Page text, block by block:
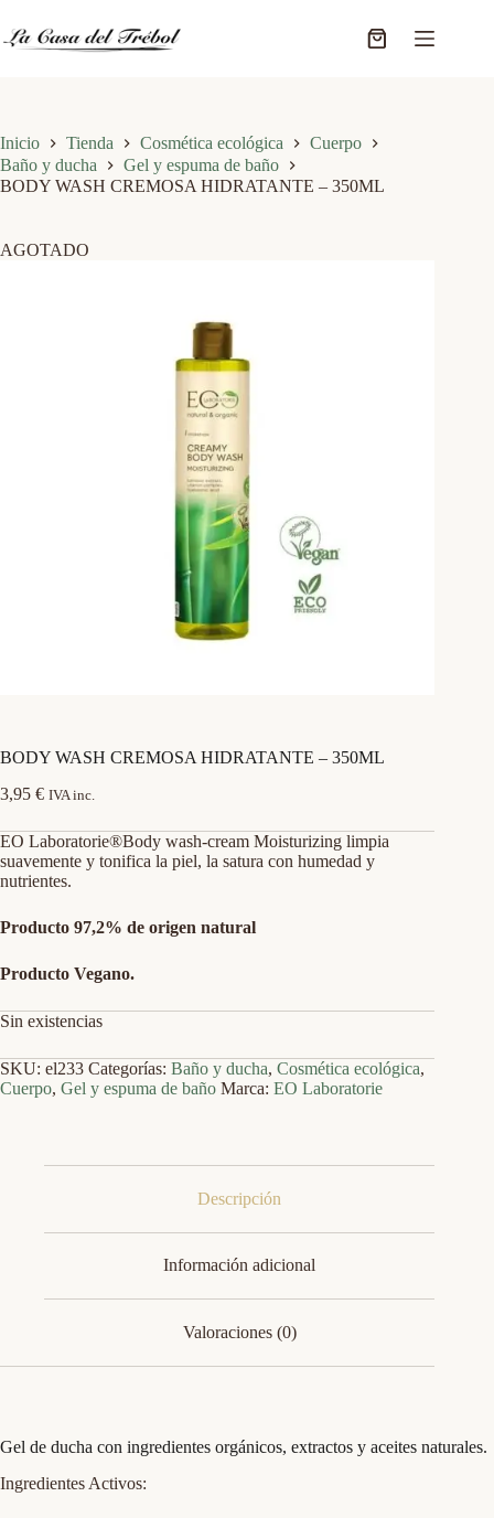
contenido
Carro
Inicio Tienda Cosmética ecológica
Cuerpo
Baño y ducha
Gel y espuma de baño
BODY WASH CREMOSA HIDRATANTE – 350ML
AGOTADO
BODY WASH CREMOSA HIDRATANTE – 350ML
3,95 € IVA inc.
EO Laboratorie®Body wash-cream Moisturizing limpia
suavemente y tonifica la piel, la satura con humedad y
nutrientes.
Producto 97,2% de origen natural
Producto Vegano.
Sin existencias
SKU: el233 Categorías: Baño y ducha, Cosmética ecológica,
Cuerpo, Gel y espuma de baño Marca: EO Laboratorie
Descripción
Información adicional
Valoraciones (0)
Gel de ducha con ingredientes orgánicos, extractos y aceites naturales.
Ingredientes Activos: